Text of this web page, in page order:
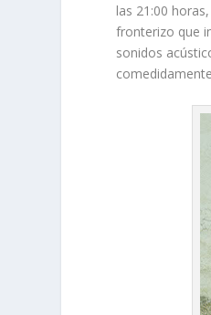
las 21:00
fronterizo que
sonidos